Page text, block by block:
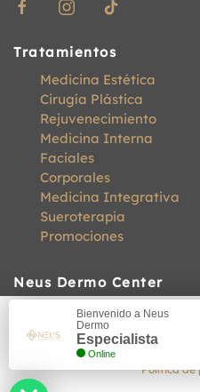
Tratamientos
Medicina Estética
Cirugía Plástica
Rejuvenecimiento
Medicina Interna
Faciales
Corporales
Medicina Integrativa
Sueroterapia
Promociones
Neus Dermo Center
La Pradera N30-26,
710, Iñaquito, Quito -
098 893 3318
citas@neusdermo.ec
Bienvenido a Neus
Dermo
Especialista
Online
Usamos cookies propias y de
de la navegación de nuestros
el uso de cookies podremos
Política de